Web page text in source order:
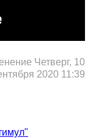
Четверг, 10
2020 11:39